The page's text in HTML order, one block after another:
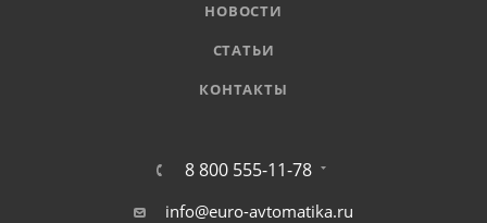
НОВОСТИ
СТАТЬИ
КОНТАКТЫ
8 800 555-11-78
info@euro-avtomatika.ru